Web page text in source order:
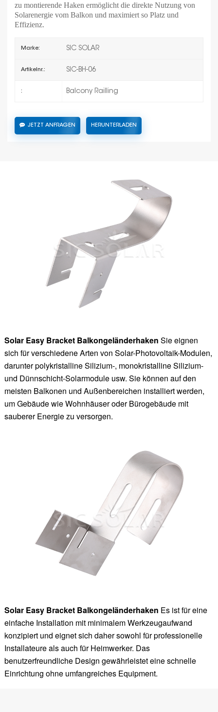
zu montierende Haken ermöglicht die direkte Nutzung von
Solarenergie vom Balkon und maximiert so Platz und
Effizienz.
Marke: SIC SOLAR
Artikelnr.: SIC-BH-06
: Balcony Railling
JETZT ANFRAGEN HERUNTERLADEN
Solar Easy Bracket Balkongeländerhaken Sie eignen
sich für verschiedene Arten von Solar-Photovoltaik-Modulen,
darunter polykristalline Silizium-, monokristalline Silizium-
und Dünnschicht-Solarmodule usw. Sie können auf den
meisten Balkonen und Außenbereichen installiert werden,
um Gebäude wie Wohnhäuser oder Bürogebäude mit
sauberer Energie zu versorgen.
Solar Easy Bracket Balkongeländerhaken Es ist für eine
einfache Installation mit minimalem Werkzeugaufwand
konzipiert und eignet sich daher sowohl für professionelle
Installateure als auch für Heimwerker. Das
benutzerfreundliche Design gewährleistet eine schnelle
Einrichtung ohne umfangreiches Equipment.